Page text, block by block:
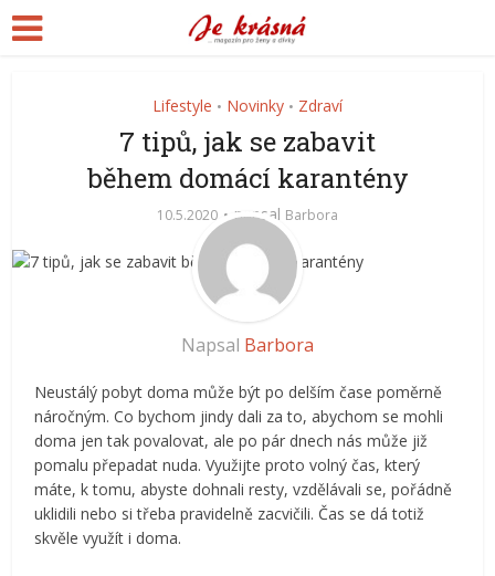
Lifestyle • Novinky • Zdraví
7 tipů, jak se zabavit
během domácí karantény
10.5.2020 napsal Barbora
Napsal Barbora
Neustálý pobyt doma může být po delším čase poměrně
náročným. Co bychom jindy dali za to, abychom se mohli
doma jen tak povalovat, ale po pár dnech nás může již
pomalu přepadat nuda. Využijte proto volný čas, který
máte, k tomu, abyste dohnali resty, vzdělávali se, pořádně
uklidili nebo si třeba pravidelně zacvičili. Čas se dá totiž
skvěle využít i doma.